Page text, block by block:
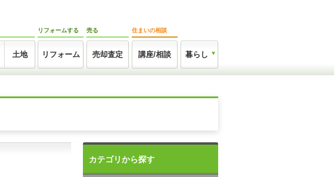
土地
リフォームする
リフォーム
売る
売却査定
住まいの相談
講座/相談 暮らし
カテゴリから探す